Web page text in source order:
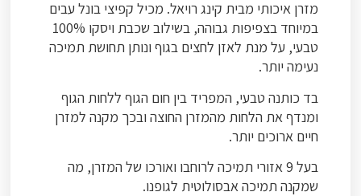
מזרן איכותי מבית קינג רויאל. מכיל קפיצי בונל עבים
במיוחד בצפיפות גבוהה, בשילוב שכבת ויסקו 100%
טבעי, על מנת לאזן לחצים בגוף ונותן תחושת תמיכה
נעימה יותר.
בד כותנה טבעי, המפריד בין חום הגוף ללחות הגוף
ומנדף את הלחות מהמזרן החוצה ובכך מקנה למזרן
חיים ארוכים יותר.
בעל 9 אזורי תמיכה לרוחבו ואורכו של המזרן, מה
שמקנה תמיכה אבסולוטית לגופנו.